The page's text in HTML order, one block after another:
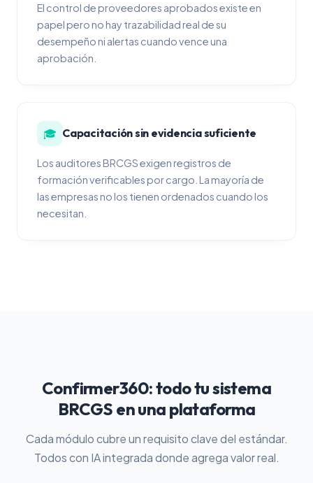
El control de proveedores aprobados existe en
papel pero no hay trazabilidad real de su
desempeño ni alertas cuando vence una
aprobación.
🎓 Capacitación sin evidencia suficiente
Los auditores BRCGS exigen registros de
formación verificables por cargo. La mayoría de
las empresas no los tienen ordenados cuando los
necesitan.
Confirmer360: todo tu sistema
BRCGS en una plataforma
Cada módulo cubre un requisito clave del estándar.
Todos con IA integrada donde agrega valor real.